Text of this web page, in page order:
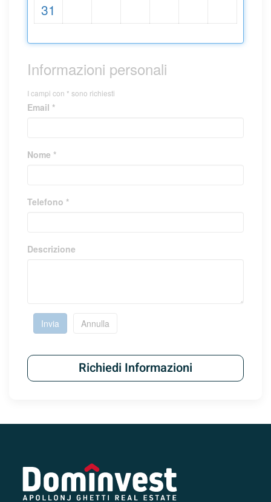
31
Informazioni personali
I campi con * sono richiesti
Email *
Nome *
Telefono *
Descrizione
Invia Annulla
Richiedi Informazioni